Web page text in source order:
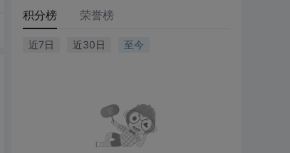
积分榜 荣誉榜
近7日 近30日 至今